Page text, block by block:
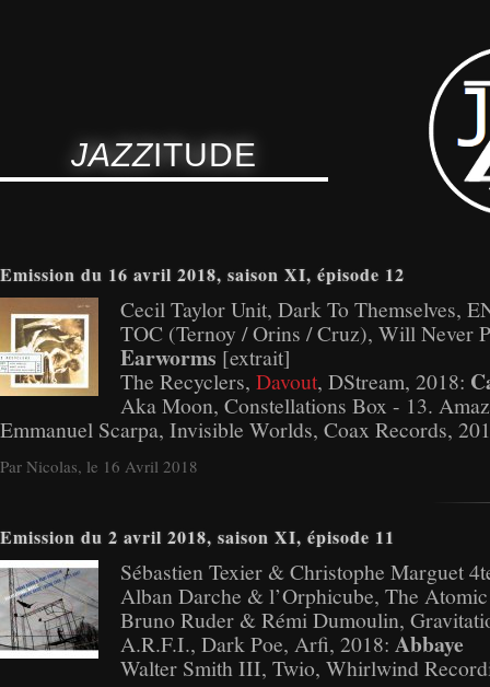
JAZZITUDE
Emission du 16 avril 2018, saison XI, épisode 12
Cecil Taylor Unit, Dark To Themselves,
TOC (Ternoy / Orins / Cruz), Will Never
Earworms [extrait]
The Recyclers, Davout, DStream, 2018:
Aka Moon, Constellations Box - 13.
Emmanuel Scarpa, Invisible Worlds, Coax Records,
Par Nicolas, le 16 Avril 2018
Emission du 2 avril 2018, saison XI, épisode 11
Sébastien Texier & Christophe Marguet
Alban Darche & l’Orphicube, The
Bruno Ruder & Rémi Dumoulin,
A.R.F.I., Dark Poe, Arfi, 2018: Abbaye
Walter Smith III, Twio, Whirlwind